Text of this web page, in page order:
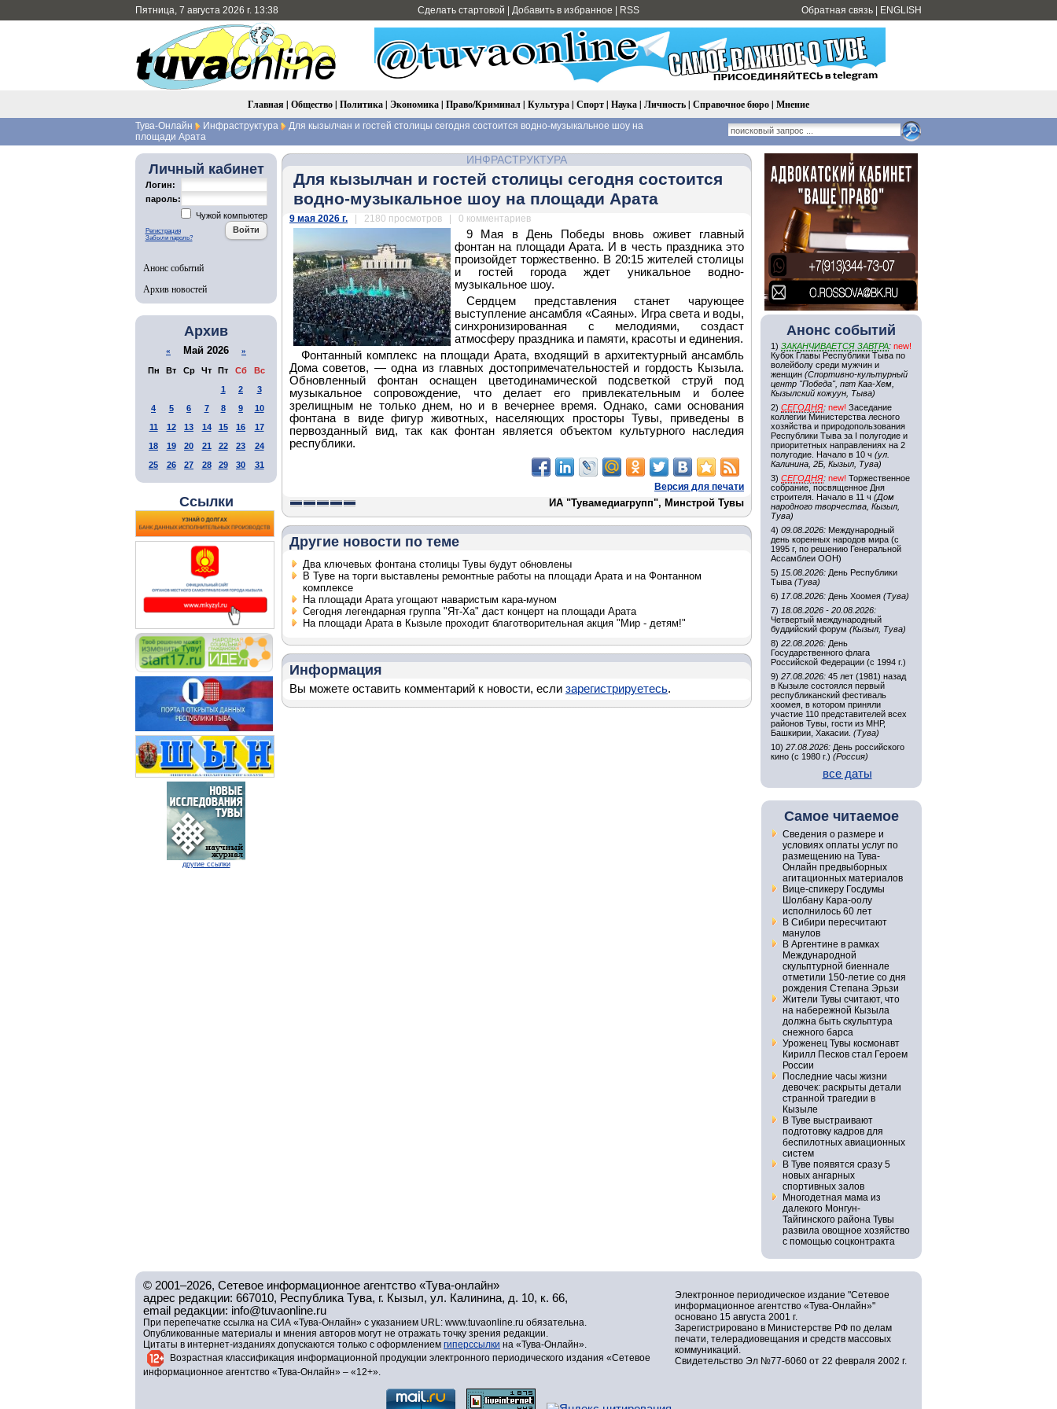
Пятница, 7 августа 2026 г. 13:38 Сделать стартовой Добавить в избранное RSS Обратная связь ENGLISH
Главная | Общество| Политика| Экономика| Право/Криминал| Культура| Спорт| Наука| Личность| Справочное бюро| Мнение
Тува-Онлайн Инфраструктура
Для кызылчан и гостей столицы сегодня состоится водно-музыкальное шоу на
площади Арата
Личный кабинет
Логин:
пароль:
Чужой компьютер
Регистрация
Забыли пароль?
Анонс событий
Архив новостей
Архив
« Май 2026 »
Пн Вт Ср Чт Пт Сб
Вс
1
2
3
4
5 6 7 8 9
10
11
12 13 14 15 16
17
18
19 20 21 22 23
24
25
26 27 28 29 30 31
Ссылки
другие ссылки
ИНФРАСТРУКТУРА
Для кызылчан и гостей столицы сегодня состоится
водно-музыкальное шоу на площади Арата
9 мая 2026 г. | 2180 просмотров | 0 комментариев
9 Мая в День Победы вновь оживет главный
фонтан на площади Арата. И в честь праздника это
произойдет торжественно. В 20:15 жителей столицы
и гостей города ждет уникальное водно-
музыкальное шоу.
Сердцем представления станет чарующее
выступление ансамбля «Саяны». Игра света и воды,
синхронизированная с мелодиями, создаст
атмосферу праздника и памяти, красоты и единения.
Фонтанный комплекс на площади Арата, входящий в архитектурный ансамбль
Дома советов, — одна из главных достопримечательностей и гордость Кызыла.
Обновленный фонтан оснащен цветодинамической подсветкой струй под
музыкальное сопровождение, что делает его привлекательным и более
зрелищным не только днем, но и в вечернее время. Однако, сами основания
фонтана в виде фигур животных, населяющих просторы Тувы, приведены в
первозданный вид, так как фонтан является объектом культурного наследия
республики.
Версия для печати
ИА "Тувамедиагрупп", Минстрой Тувы
Другие новости по теме
Два ключевых фонтана столицы Тувы будут обновлены
В Туве на торги выставлены ремонтные работы на площади Арата и на Фонтанном
комплексе
На площади Арата угощают наваристым кара-муном
Сегодня легендарная группа "Ят-Ха" даст концерт на площади Арата
На площади Арата в Кызыле проходит благотворительная акция "Мир - детям!"
Информация
Вы можете оставить комментарий к новости, если зарегистрируетесь.
Анонс событий
1) ЗАКАНЧИВАЕТСЯ ЗАВТРА: new!
Кубок Главы Республики Тыва по
волейболу среди мужчин и
женщин (Спортивно-культурный
центр "Победа", пгт Каа-Хем,
Кызылский кожуун, Тыва)
2) СЕГОДНЯ: new! Заседание
коллегии Министерства лесного
хозяйства и природопользования
Республики Тыва за I полугодие и
приоритетных направлениях на 2
полугодие. Начало в 10 ч (ул.
Калинина, 2Б, Кызыл, Тува)
3) СЕГОДНЯ: new! Торжественное
собрание, посвященное Дня
строителя. Начало в 11 ч (Дом
народного творчества, Кызыл,
Тува)
4) 09.08.2026: Международный
день коренных народов мира (с
1995 г, по решению Генеральной
Ассамблеи ООН)
5) 15.08.2026: День Республики
Тыва (Тува)
6) 17.08.2026: День Хоомея (Тува)
7) 18.08.2026 - 20.08.2026:
Четвертый международный
буддийский форум (Кызыл, Тува)
8) 22.08.2026: День
Государственного флага
Российской Федерации (с 1994 г.)
9) 27.08.2026: 45 лет (1981) назад
в Кызыле состоялся первый
республиканский фестиваль
хоомея, в котором приняли
участие 110 представителей всех
районов Тувы, гости из МНР,
Башкирии, Хакасии. (Тува)
10) 27.08.2026: День российского
кино (с 1980 г.) (Россия)
все даты
Самое читаемое
Сведения о размере и
условиях оплаты услуг по
размещению на Тува-
Онлайн предвыборных
агитационных материалов
Вице-спикеру Госдумы
Шолбану Кара-оолу
исполнилось 60 лет
В Сибири пересчитают
манулов
В Аргентине в рамках
Международной
скульптурной биеннале
отметили 150-летие со дня
рождения Степана Эрьзи
Жители Тувы считают, что
на набережной Кызыла
должна быть скульптура
снежного барса
Уроженец Тувы космонавт
Кирилл Песков стал Героем
России
Последние часы жизни
девочек: раскрыты детали
странной трагедии в
Кызыле
В Туве выстраивают
подготовку кадров для
беспилотных авиационных
систем
В Туве появятся сразу 5
новых ангарных
спортивных залов
Многодетная мама из
далекого Монгун-
Тайгинского района Тувы
развила овощное хозяйство
с помощью соцконтракта
© 2001–2026, Сетевое информационное агентство «Тува-онлайн»
адрес редакции: 667010, Республика Тува, г. Кызыл, ул. Калинина, д. 10, к. 66,
email редакции: info@tuvaonline.ru
При перепечатке ссылка на СИА «Тува-Онлайн» с указанием URL: www.tuvaonline.ru обязательна.
Опубликованные материалы и мнения авторов могут не отражать точку зрения редакции.
Цитаты в интернет-изданиях допускаются только с оформлением гиперссылки на «Тува-Онлайн».
Возрастная классификация информационной продукции электронного периодического издания «Сетевое
информационное агентство «Тува-Онлайн» – «12+».
Электронное периодическое издание "Сетевое
информационное агентство «Тува-Онлайн»"
основано 15 августа 2001 г.
Зарегистрировано в Министерстве РФ по делам
печати, телерадиовещания и средств массовых
коммуникаций.
Свидетельство Эл №77-6060 от 22 февраля 2002 г.